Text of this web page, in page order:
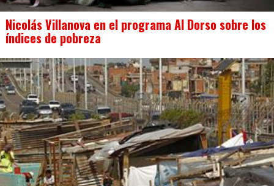
Nicolás Villanova en el programa Al Dorso sobre los
índices de pobreza